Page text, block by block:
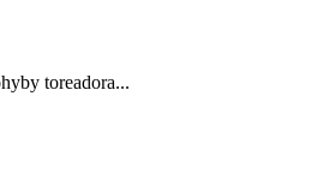
toreadora...